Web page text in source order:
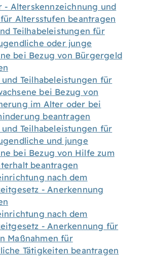
- Alterskennzeichnung und
Altersstufen beantragen
Teilhabeleistungen für
oder junge
bei Bezug von Bürgergeld
Teilhabeleistungen für
bei Bezug von
im Alter oder bei
beantragen
Teilhabeleistungen für
und junge
bei Bezug von Hilfe zum
beantragen
nach dem
- Anerkennung
nach dem
- Anerkennung für
Maßnahmen für
Tätigkeiten beantragen